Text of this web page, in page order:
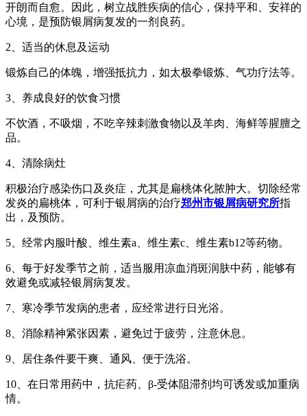
开朗而自愈。因此，树立战胜疾病的信心，保持平和、安祥的
心境，是预防银屑病复发的一剂良药。
2、适当的休息及运动
锻炼自己的体魄，增强抵抗力，如太极拳锻炼、气功疗法等。
3、养成良好的饮食习惯
不饮酒，不吸烟，不吃辛辣刺激食物以及羊肉、海鲜等腥膻之
品。
4、清除病灶
积极治疗感染伤口及炎症，尤其是扁桃体化脓肿大。切除经常
发炎的扁桃体，可利于银屑病的治疗郑州市银屑病研究所指
出，及预防。
5、经常内服叶酸、维生素a、维生素c、维生素b12等药物。
6、每于好发季节之前，适当服用凉血消斑润肤中药，能够有
效避免或减轻银屑病复发。
7、寒冷季节发病的患者，应经常进行日光浴。
8、消除精神紧张因素，避免过于疲劳，注意休息。
9、居住条件要干爽、通风、便于洗浴。
10、在日常用药中，抗疟药、β-受体阻滞剂均可诱发或加重病
情。